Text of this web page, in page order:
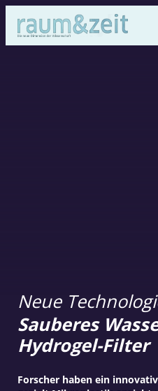
Neue
Sauberes
Hydrogel-Filter
Forscher haben ein